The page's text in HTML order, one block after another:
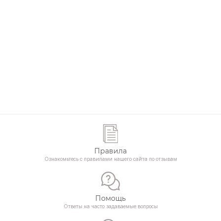
Правила
Ознакомьтесь с правилами нашего сайта по отзывам
Помощь
Ответы на часто задаваемые вопросы